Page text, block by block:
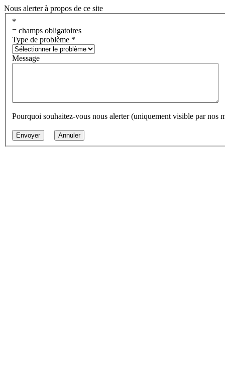
Nous alerter à propos de ce site
*
= champs obligatoires
Type de problème *
Message
Pourquoi souhaitez-vous nous alerter (uniquement visible par nos